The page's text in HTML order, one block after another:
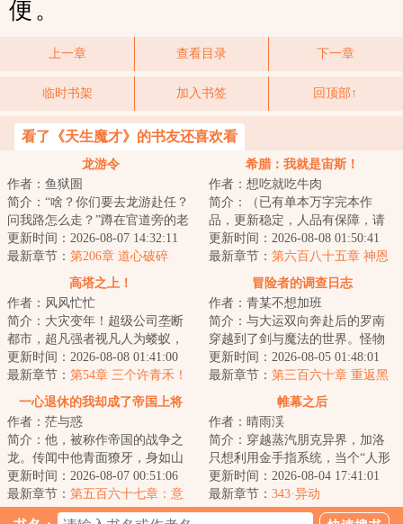
便。
上一章 查看目录 下一章
临时书架 加入书签 回顶部↑
看了《天生魔才》的书友还喜欢看
龙游令
作者：鱼狱圄
简介：“啥？你们要去龙游赴任？
问我路怎么走？”蹲在官道旁的老
者瞥了眼王让，随即猛猛摇头
道：“别去啦...
更新时间：2026-08-07 14:32:11
最新章节： 第206章 道心破碎
与……龙游？
希腊：我就是宙斯！
作者：想吃就吃牛肉
简介：（已有单本万字完本作
品，更新稳定，人品有保障，请
放心追读）宙斯是最初，是最
终，是天穹的神主。...
更新时间：2026-08-08 01:50:41
最新章节： 第六百八十五章 神恩
精灵合众联邦王国
高塔之上！
作者：风风忙忙
简介：大灾变年！超级公司垄断
都市，超凡强者视凡人为蝼蚁，
上升的通道已被彻底控制。修仙
者们装载【外置...
更新时间：2026-08-08 01:41:00
最新章节： 第54章 三个许青禾！
真相！
冒险者的调查日志
作者：青某不想加班
简介：与大运双向奔赴后的罗南
穿越到了剑与魔法的世界。怪物
和人类，魔法力量与蒸汽朋克，
甚至是龙与神在...
更新时间：2026-08-05 01:48:01
最新章节： 第三百六十章 重返黑
一心退休的我却成了帝国上将
作者：茫与惑
简介：他，被称作帝国的战争之
龙。传闻中他青面獠牙，身如山
岳，长着三头六臂，每天都要吃
掉上百万人才能...
更新时间：2026-08-07 00:51:06
最新章节： 第五百六十七章：意
帷幕之后
作者：晴雨渓
简介：穿越蒸汽朋克异界，加洛
只想利用金手指系统，当个“人形
搜索引擎”安稳度日。当别人在工
厂挥汗如雨...
更新时间：2026-08-04 17:41:01
最新章节： 343·异动